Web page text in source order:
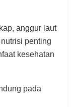
anggur laut
penting
kesehatan
pada